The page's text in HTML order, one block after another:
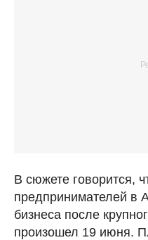
В сюжете говорится,
предпринимателей в
бизнеса после
произошел 19 июня.